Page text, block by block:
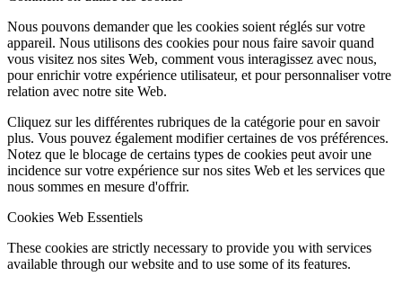
Nous pouvons demander que les cookies soient réglés sur votre
appareil. Nous utilisons des cookies pour nous faire savoir quand
vous visitez nos sites Web, comment vous interagissez avec nous,
pour enrichir votre expérience utilisateur, et pour personnaliser votre
relation avec notre site Web.
Cliquez sur les différentes rubriques de la catégorie pour en savoir
plus. Vous pouvez également modifier certaines de vos préférences.
Notez que le blocage de certains types de cookies peut avoir une
incidence sur votre expérience sur nos sites Web et les services que
nous sommes en mesure d'offrir.
Cookies Web Essentiels
These cookies are strictly necessary to provide you with services
available through our website and to use some of its features.